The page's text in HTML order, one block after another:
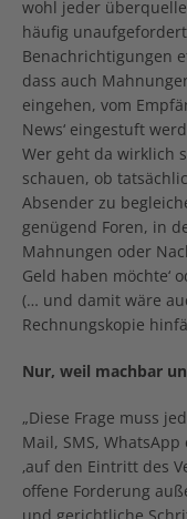
wohl jeder
häufig
Benachrichtigungen
dass auch
eingehen, vom
News‘ eingestuft
Wer geht da wirklich
schauen, ob
Absender zu
genügend Foren, in
Mahnungen oder
Geld haben möchte‘
(… und damit wäre
Rechnungskopie
Nur, weil machbar
„Diese Frage muss
Mail, SMS,
‚auf den Eintritt des
offene Forderung